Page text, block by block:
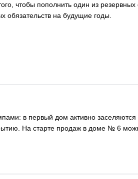
чтобы пополнить один из
обязательств на будущие годы.
в первый дом активно
На старте продаж в доме № 6